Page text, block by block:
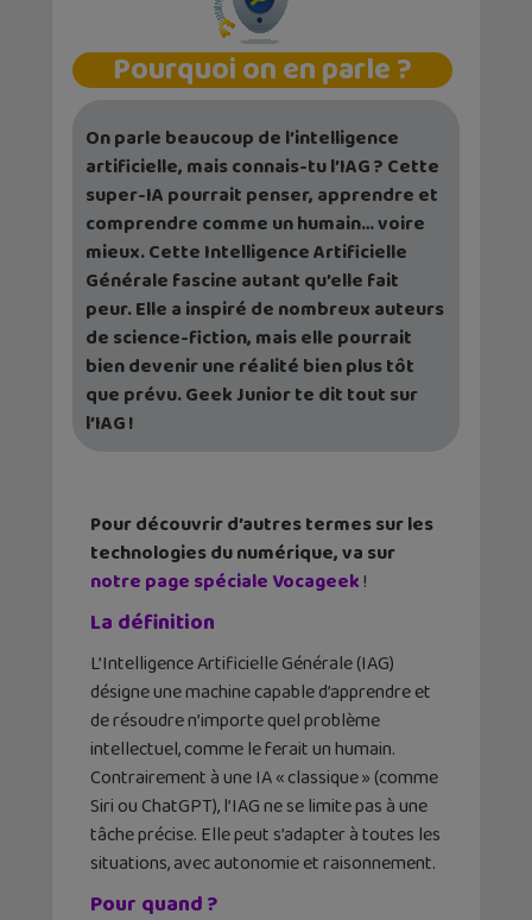
Pourquoi on en parle ?
On parle beaucoup de l’intelligence
artificielle, mais connais-tu l’IAG ? Cette
super-IA pourrait penser, apprendre et
comprendre comme un humain… voire
mieux. Cette Intelligence Artificielle
Générale fascine autant qu’elle fait
peur. Elle a inspiré de nombreux auteurs
de science-fiction, mais elle pourrait
bien devenir une réalité bien plus tôt
que prévu. Geek Junior te dit tout sur
l’IAG !
Pour découvrir d’autres termes sur les
technologies du numérique, va sur
notre page spéciale Vocageek!
La définition
L’Intelligence Artificielle Générale (IAG)
désigne une machine capable d’apprendre et
de résoudre n’importe quel problème
intellectuel, comme le ferait un humain.
Contrairement à une IA « classique » (comme
Siri ou ChatGPT), l’IAG ne se limite pas à une
tâche précise. Elle peut s’adapter à toutes les
situations, avec autonomie et raisonnement.
Pour quand ?